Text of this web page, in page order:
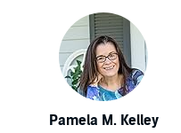
Pamela M. Kelley